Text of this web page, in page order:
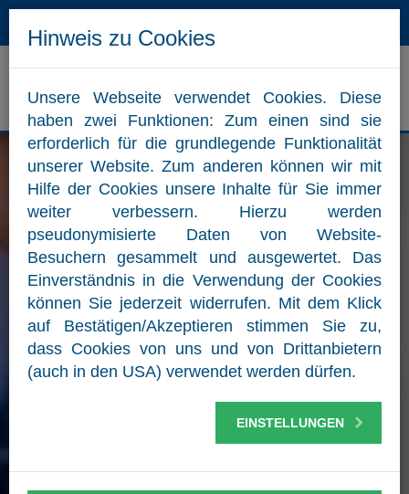
Hinweis zu Cookies
Unsere Webseite verwendet Cookies. Diese
haben zwei Funktionen: Zum einen sind sie
erforderlich für die grundlegende Funktionalität
unserer Website. Zum anderen können wir mit
Hilfe der Cookies unsere Inhalte für Sie immer
weiter verbessern. Hierzu werden
pseudonymisierte Daten von Website-
Besuchern gesammelt und ausgewertet. Das
Einverständnis in die Verwendung der Cookies
können Sie jederzeit widerrufen. Mit dem Klick
auf Bestätigen/Akzeptieren stimmen Sie zu,
dass Cookies von uns und von Drittanbietern
(auch in den USA) verwendet werden dürfen.
EINSTELLUNGEN